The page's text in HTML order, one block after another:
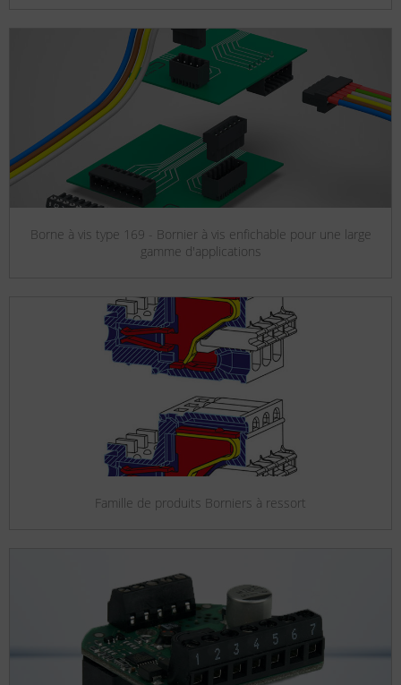
Borne à vis type 169 - Bornier à vis enfichable pour une large
gamme d'applications
Famille de produits Borniers à ressort